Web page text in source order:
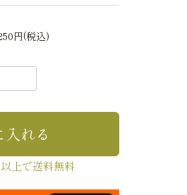
円(税込)
上で送料無料